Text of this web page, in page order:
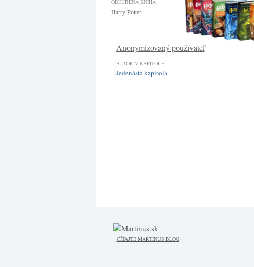
OBĽÚBENÁ KNIHA
Harry Potter
Anonymizovaný používateľ
AUTOR V KAPITOLE:
Jedenásta kapitola
ČÍTAJTE MARTINUS BLOG